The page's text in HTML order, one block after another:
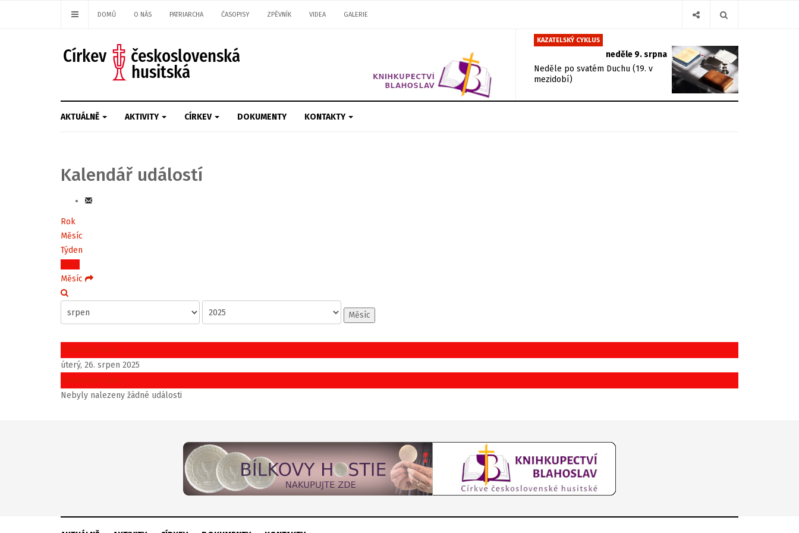
DOMŮ O NÁS PATRIARCHA ČASOPISY ZPĚVNÍK VIDEA GALERIE
KAZATELSKÝ CYKLUS
neděle 9. srpna
Neděle po svatém Duchu (19. v
mezidobí)
AKTUÁLNĚ AKTIVITY CÍRKEV DOKUMENTY KONTAKTY
Kalendář událostí
Rok
Měsíc
Týden
Dnes
Měsíc
Měsíc
Předchozí den
úterý, 26. srpen 2025
Následující den
Nebyly nalezeny žádné události